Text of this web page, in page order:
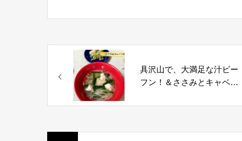
具沢山で、大満足な汁ビー
フン！＆ささみとキャベツ